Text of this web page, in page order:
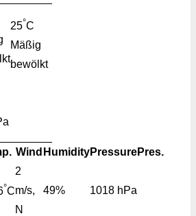
25°C
Mäßig
bewölkt
Wind HumidityPressurePres.
°C
2
m/s,
N
49% 1018 hPa